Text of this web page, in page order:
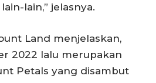
lain,” jelasnya.
Land menjelaskan,
2022 lalu merupakan
Petals yang disambut